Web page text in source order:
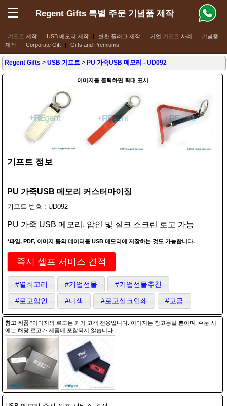
기프트 제작 | USB 메모리 제작 | 변환 플러그 제작 | 기업 기프트 사례 |
기념품
제작
| Corporate Gift | Gifts and Premiums
Regent Gifts 특별 주문 기념품 제작
Regent Gifts >USB 기프트 > PU 가죽USB 메모리 - UD092
이미지를 클릭하면 확대 표시
기프트 정보
PU 가죽USB 메모리 커스터마이징
기프트 번호 : UD092
PU 가죽 USB 메모리, 압인 및 실크 스크린 로고 가능
*파일, PDF, 이미지 등의 데이터를 USB 메모리에 저장하는 것도 가능합니다.
즉시 셀프 서비스 견적
#열쇠고리 #기업선물 #기업선물추천
#로고압인 #다색 #로고실크인쇄 #고급
참고 작품 *이미지의 로고는 과거 고객 전용입니다. 이미지는 참고용일 뿐이며, 주문 시
에는 해당 로고가 제품에 포함되지 않습니다.